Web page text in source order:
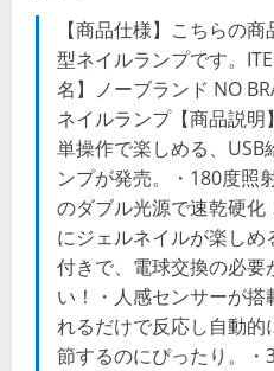
【商品仕様】こちらの
型ネイルランプです。
名】ノーブランド NO
ネイルランプ【商品説
単操作で楽しめる、USB
ンプが発売。・180度照
のダブル光源で速乾硬
にジェルネイルが楽し
付きで、電球交換の必要
い！・人感センサーが
れるだけで反応し自動
節するのにぴったり。